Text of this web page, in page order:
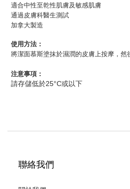
適合中性至乾性肌膚及敏感肌膚
通過皮膚科醫生測試
加拿大製造
使用方法：
將潔面慕斯塗抹於濕潤的皮膚上按摩，然
注意事項：
請存儲低於25°C或以下
聯絡我們